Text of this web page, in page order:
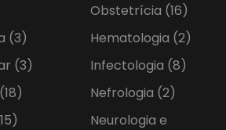
(3)
(3)
(18)
Obstetrícia (16)
Hematologia (2)
Infectologia (8)
Nefrologia (2)
Neurologia e